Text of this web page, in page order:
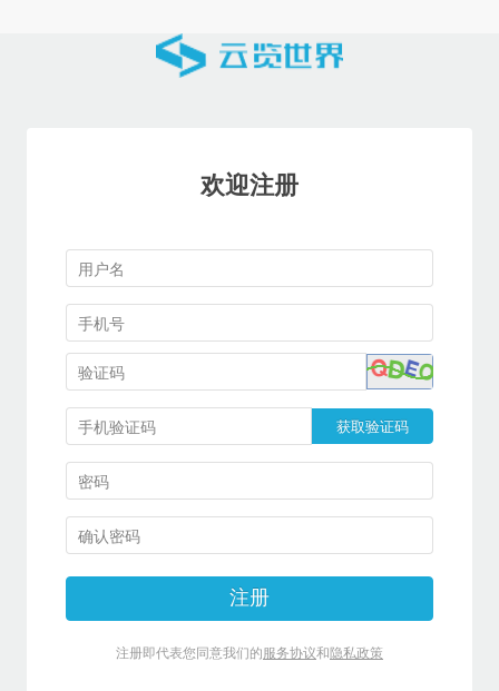
欢迎注册
获取验证码
注册
注册即代表您同意我们的服务协议和隐私政策